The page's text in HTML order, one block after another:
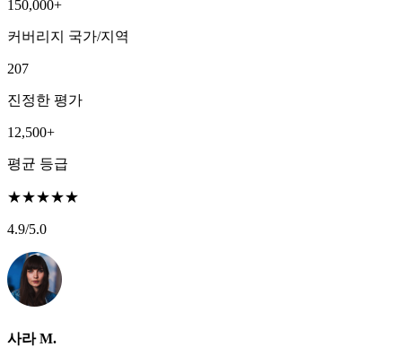
150,000+
커버리지 국가/지역
207
진정한 평가
12,500+
평균 등급
★★★★★
4.9/5.0
사라 M.